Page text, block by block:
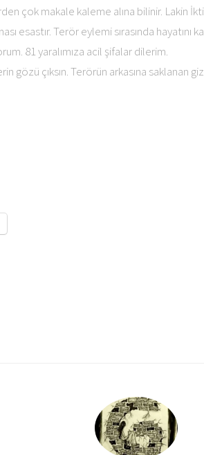
çok makale kaleme alına bilinir. Lakin
esastır. Terör eylemi sırasında hayatını
81 yaralımıza acil şifalar dilerim.
gözü çıksın. Terörün arkasına saklanan